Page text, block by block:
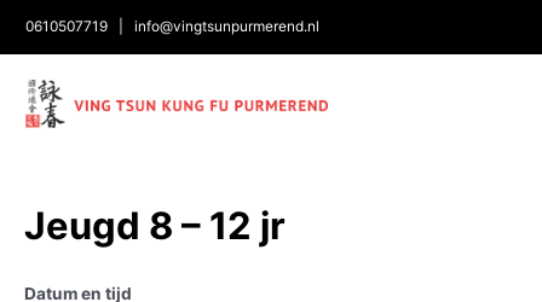
0610507719| info@vingtsunpurmerend.nl
Jeugd 8 – 12 jr
Datum en tijd
navigatie